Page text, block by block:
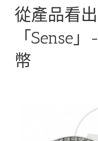
從產品看
「Sense
幣